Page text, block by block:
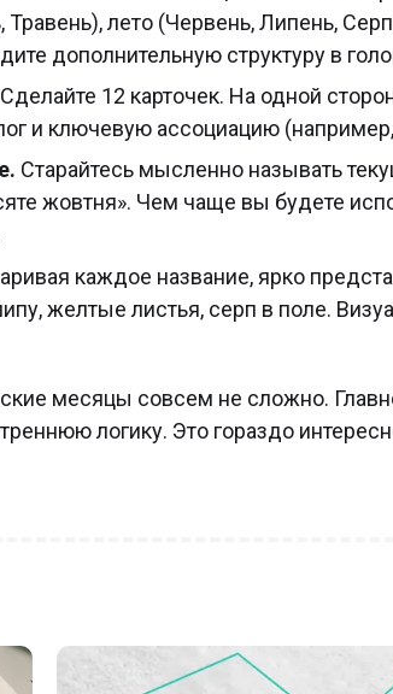
Травень), лето (Червень, Липень,
дополнительную структуру в
Сделайте 12 карточек. На одной
и ключевую ассоциацию
Старайтесь мысленно называть
жовтня». Чем чаще вы будете
каждое название, ярко
желтые листья, серп в поле.
месяцы совсем не сложно.
логику. Это гораздо